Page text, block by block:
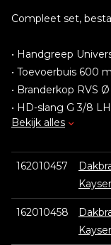
Compleet set,
• Handgreep
• Toevoerbuis 600
• Branderkop RVS
• HD-slang G 3/8
• Drukregelaar,
Bekijk alles
162010457
Kayser
162010458
Kayser